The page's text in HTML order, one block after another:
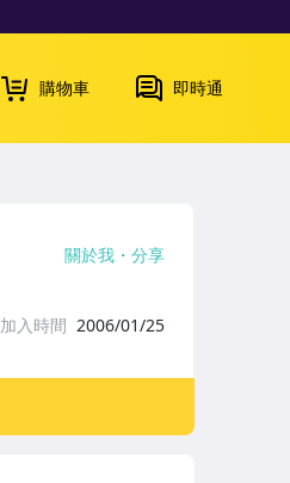
購物車 即時通
關於我 分享
加入時間 2006/01/25